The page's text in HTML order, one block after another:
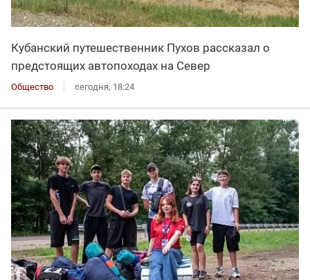
Кубанский путешественник Пухов рассказал о
предстоящих автопоходах на Север
Общество сегодня, 18:24